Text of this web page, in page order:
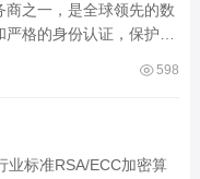
之一，是全球领先的数
格的身份认证，保护着
598
业标准RSA/ECC加密算